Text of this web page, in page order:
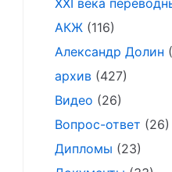
XXI века
АКЖ (116)
Александр Долин
архив (427)
Видео (26)
Вопрос-ответ (26)
Дипломы (23)